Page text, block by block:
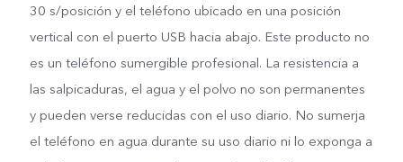
30 s/posición y el teléfono ubicado en una posición
vertical con el puerto USB hacia abajo. Este producto no
es un teléfono sumergible profesional. La resistencia a
las salpicaduras, el agua y el polvo no son permanentes
y pueden verse reducidas con el uso diario. No sumerja
el teléfono en agua durante su uso diario ni lo exponga a